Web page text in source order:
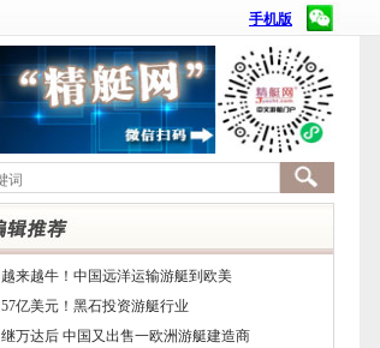
手机版
越来越牛！中国远洋运输游艇到欧美
57亿美元！黑石投资游艇行业
继万达后 中国又出售一欧洲游艇建造商